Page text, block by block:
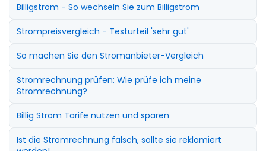
Billigstrom - So wechseln Sie zum Billigstrom
Strompreisvergleich - Testurteil 'sehr gut'
So machen Sie den Stromanbieter-Vergleich
Stromrechnung prüfen: Wie prüfe ich meine
Stromrechnung?
Billig Strom Tarife nutzen und sparen
Ist die Stromrechnung falsch, sollte sie reklamiert